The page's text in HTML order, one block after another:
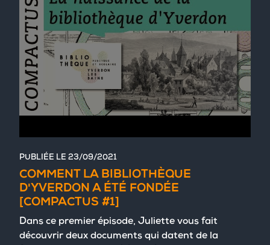
PUBLIÉE LE 23/09/2021
COMMENT LA BIBLIOTHÈQUE
D'YVERDON A ÉTÉ FONDÉE
[COMPACTUS #1]
Dans ce premier épisode, Juliette vous fait
découvrir deux documents qui datent de la